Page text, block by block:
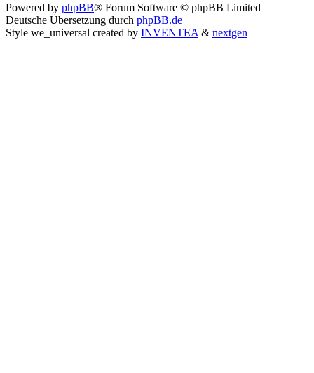
Powered by phpBB® Forum Software © phpBB Limited
Deutsche Übersetzung durch phpBB.de
Style we_universal created by INVENTEA & nextgen